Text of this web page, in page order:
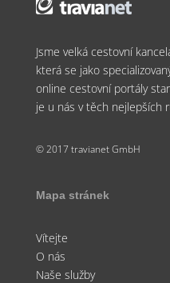
Jsme velká cestovní
která se jako
online cestovní portály
je u nás v těch nejlepších
© 2017 travianet GmbH
Mapa stránek
Vítejte
O nás
Naše služby